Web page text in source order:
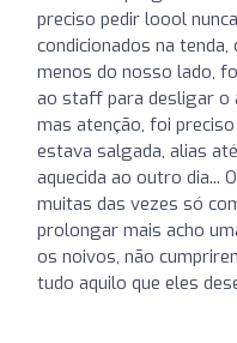
preciso pedir loool
condicionados na
menos do nosso lado,
ao staff para desligar o
mas atenção, foi
estava salgada, alias
aquecida ao outro dia...
muitas das vezes só
prolongar mais acho
os noivos, não
tudo aquilo que eles